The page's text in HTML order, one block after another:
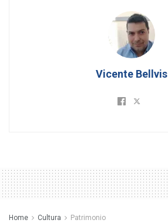
Vicente Bellvis
Home Cultura Patrimonio